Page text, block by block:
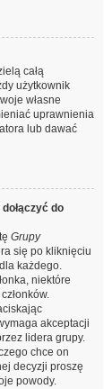
całą
użytkownik
własne
uprawnienia
lub dawać
do
Grupy
się po kliknięciu
każdego.
niektóre
akceptacji
lidera grupy.
chce on
decyzji proszę
powody.